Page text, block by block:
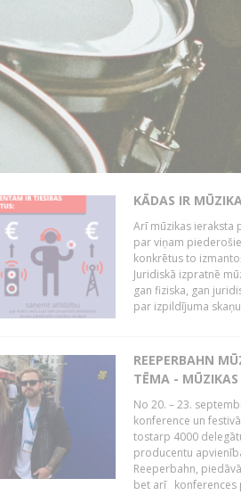
KĀDAS IR
Arī mūzikas ieraksta
par viņam
konkrētus to
Juridiskā izpratnē
gan fiziska, gan
par izpildījuma
REEPERBAHN
TĒMA -
No 20. – 23.
konference un
tostarp 4000
producentu
Reeperbahn,
bet arī konferences